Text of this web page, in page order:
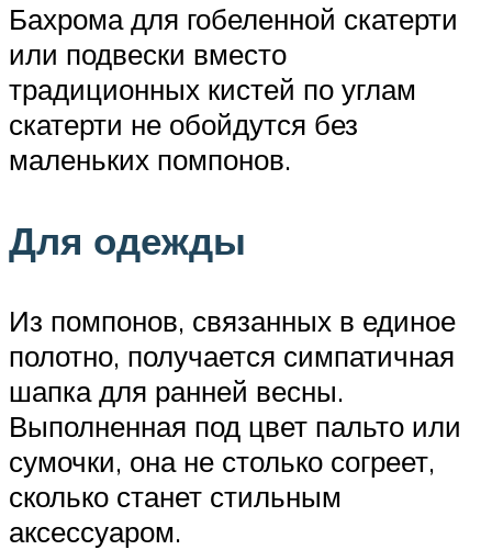
Бахрома для гобеленной скатерти
или подвески вместо
традиционных кистей по углам
скатерти не обойдутся без
маленьких помпонов.
Для одежды
Из помпонов, связанных в единое
полотно, получается симпатичная
шапка для ранней весны.
Выполненная под цвет пальто или
сумочки, она не столько согреет,
сколько станет стильным
аксессуаром.